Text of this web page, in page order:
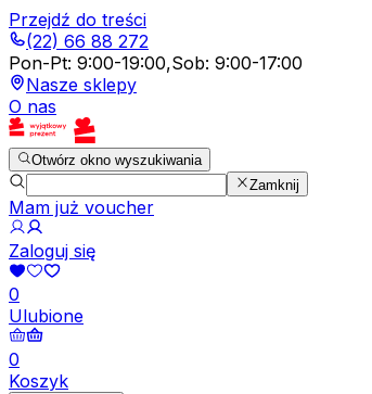
Przejdź do treści
(22) 66 88 272
Pon-Pt: 9:00-19:00,Sob: 9:00-17:00
Nasze sklepy
O nas
Otwórz okno wyszukiwania
Zamknij
Mam już voucher
Zaloguj się
0
Ulubione
0
Koszyk